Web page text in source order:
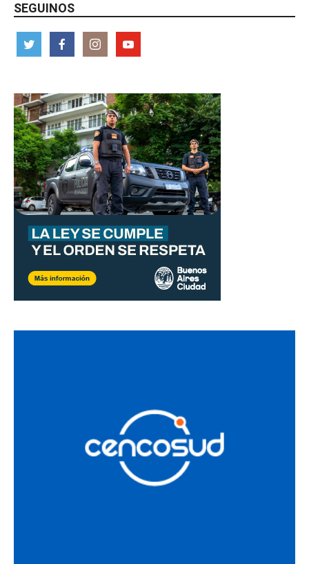
SEGUINOS